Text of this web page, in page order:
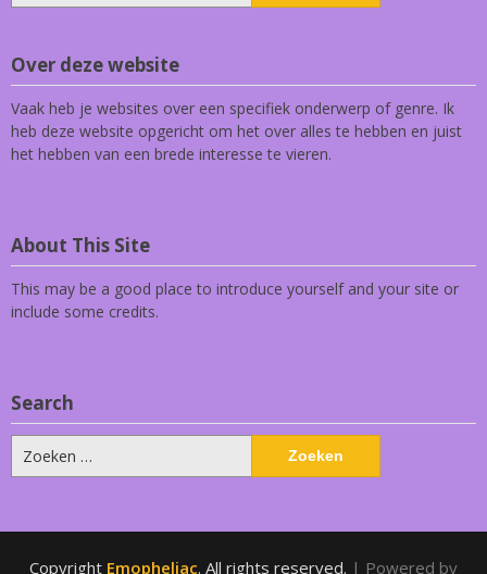
Over deze website
Vaak heb je websites over een specifiek onderwerp of genre. Ik
heb deze website opgericht om het over alles te hebben en juist
het hebben van een brede interesse te vieren.
About This Site
This may be a good place to introduce yourself and your site or
include some credits.
Search
Zoeken
naar:
Copyright Emopheliac. All rights reserved. | Powered by